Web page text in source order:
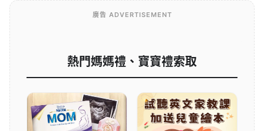
廣告 ADVERTISEMENT
熱門媽媽禮、寶寶禮索取